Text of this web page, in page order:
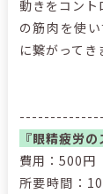
動きをコン
の筋肉を使
に繋がってき
『眼精疲労の
費用：500円
所要時間：